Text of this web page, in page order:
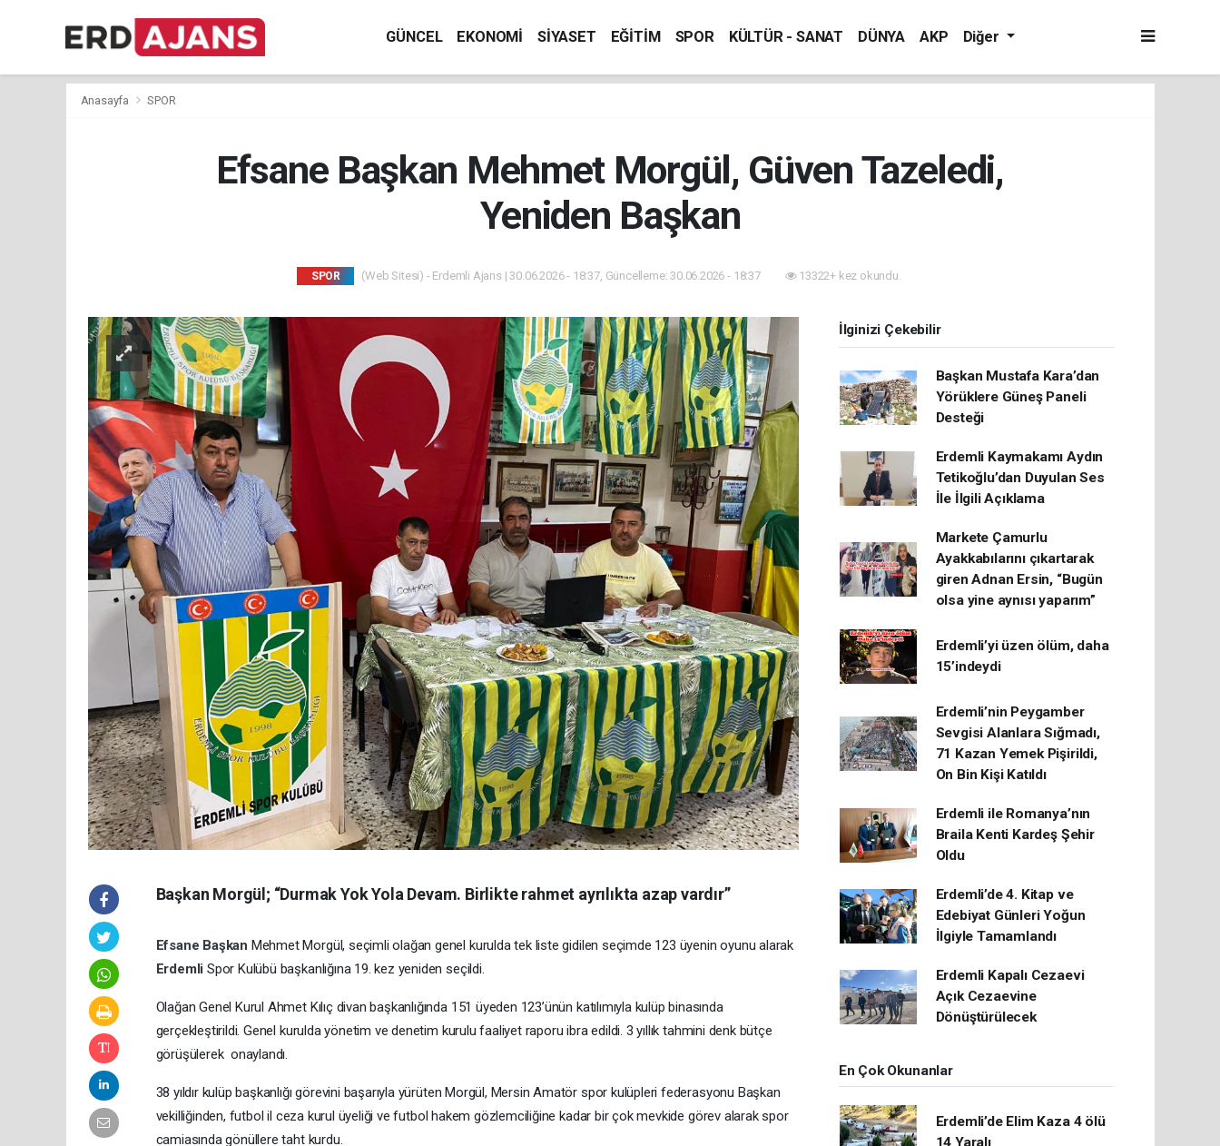
GÜNCEL EKONOMİ SİYASET EĞİTİM SPOR KÜLTÜR - SANAT DÜNYA AKP Diğer
Anasayfa SPOR
Efsane Başkan Mehmet Morgül, Güven Tazeledi,
Yeniden Başkan
SPOR (Web Sitesi) - Erdemli Ajans | 30.06.2026 - 18:37, Güncelleme: 30.06.2026 - 18:37 13322+ kez okundu.
Başkan Morgül; “Durmak Yok Yola Devam. Birlikte rahmet ayrılıkta azap vardır”
Efsane Başkan Mehmet Morgül, seçimli olağan genel kurulda tek liste gidilen seçimde 123 üyenin oyunu alarak
Erdemli Spor Kulübü başkanlığına 19. kez yeniden seçildi.
Olağan Genel Kurul Ahmet Kılıç divan başkanlığında 151 üyeden 123’ünün katılımıyla kulüp binasında
gerçekleştirildi. Genel kurulda yönetim ve denetim kurulu faaliyet raporu ibra edildi. 3 yıllık tahmini denk bütçe
görüşülerek onaylandı.
38 yıldır kulüp başkanlığı görevini başarıyla yürüten Morgül, Mersin Amatör spor kulüpleri federasyonu Başkan
vekilliğinden, futbol il ceza kurul üyeliği ve futbol hakem gözlemciliğine kadar bir çok mevkide görev alarak spor
camiasında gönüllere taht kurdu.
İlginizi Çekebilir
Başkan Mustafa Kara’dan
Yörüklere Güneş Paneli
Desteği
Erdemli Kaymakamı Aydın
Tetikoğlu’dan Duyulan Ses
İle İlgili Açıklama
Markete Çamurlu
Ayakkabılarını çıkartarak
giren Adnan Ersin, “Bugün
olsa yine aynısı yaparım”
Erdemli’yi üzen ölüm, daha
15’indeydi
Erdemli’nin Peygamber
Sevgisi Alanlara Sığmadı,
71 Kazan Yemek Pişirildi,
On Bin Kişi Katıldı
Erdemli ile Romanya’nın
Braila Kenti Kardeş Şehir
Oldu
Erdemli’de 4. Kitap ve
Edebiyat Günleri Yoğun
İlgiyle Tamamlandı
Erdemli Kapalı Cezaevi
Açık Cezaevine
Dönüştürülecek
En Çok Okunanlar
Erdemli’de Elim Kaza 4 ölü
14 Yaralı